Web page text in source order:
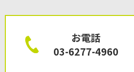
お電話
03-6277-4960